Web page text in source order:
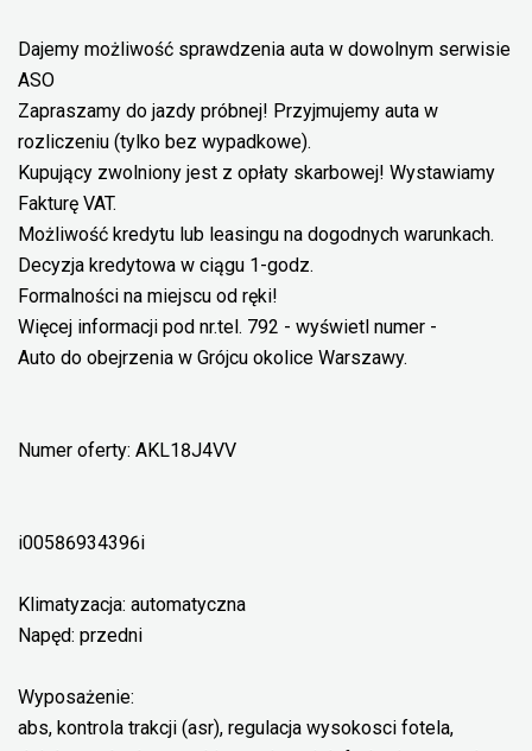
Dajemy możliwość sprawdzenia auta w dowolnym serwisie
ASO
Zapraszamy do jazdy próbnej! Przyjmujemy auta w
rozliczeniu (tylko bez wypadkowe).
Kupujący zwolniony jest z opłaty skarbowej! Wystawiamy
Fakturę VAT.
Możliwość kredytu lub leasingu na dogodnych warunkach.
Decyzja kredytowa w ciągu 1-godz.
Formalności na miejscu od ręki!
Więcej informacji pod nr.tel. 792 - wyświetl numer -
Auto do obejrzenia w Grójcu okolice Warszawy.
Numer oferty: AKL18J4VV
i00586934396i
Klimatyzacja: automatyczna
Napęd: przedni
Wyposażenie:
abs, kontrola trakcji (asr), regulacja wysokosci fotela,